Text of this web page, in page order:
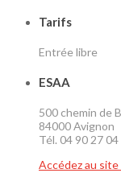
Tarifs
Entrée libre
ESAA
500 chemin de
84000 Avignon
Tél. 04 90 27 04
Accédez au site